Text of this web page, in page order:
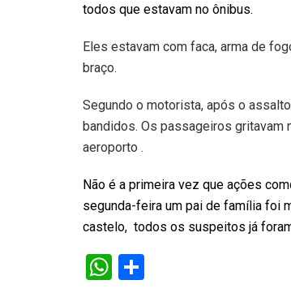
todos que estavam no ônibus.
Eles estavam com faca, arma de
braço.
Segundo o motorista, após o
bandidos. Os passageiros gritavam
aeroporto .
Não é a primeira vez que ações
segunda-feira um pai de família foi
castelo, todos os suspeitos já
W